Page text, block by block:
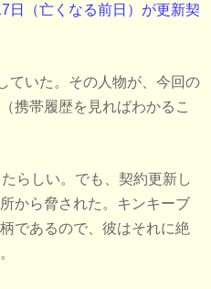
日（亡くなる前日）が更新契
ていた。その人物が、今回の
携帯履歴を見ればわかるこ
らしい。でも、契約更新し
から脅された。キンキーブ
であるので、彼はそれに絶